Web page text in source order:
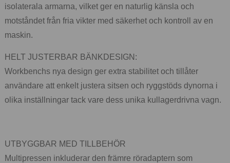
isolaterala armarna, vilket ger en naturlig känsla och
motståndet från fria vikter med säkerhet och kontroll av en
maskin.
HELT JUSTERBAR BÄNKDESIGN:
Workbenchs nya design ger extra stabilitet och tillåter
användare att enkelt justera sitsen och ryggstöds dynorna i
olika inställningar tack vare dess unika kullagerdrivna vagn.
UTBYGGBAR MED TILLBEHÖR
Multipressen inkluderar den främre röradaptern som